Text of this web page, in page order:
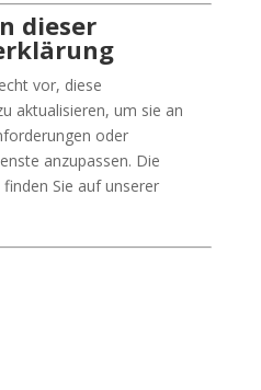
dieser
vor, diese
aktualisieren, um sie an
oder
anzupassen. Die
Sie auf unserer